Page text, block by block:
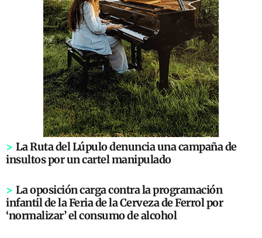
> La Ruta del Lúpulo denuncia una campaña de
insultos por un cartel manipulado
> La oposición carga contra la programación
infantil de la Feria de la Cerveza de Ferrol por
‘normalizar’ el consumo de alcohol